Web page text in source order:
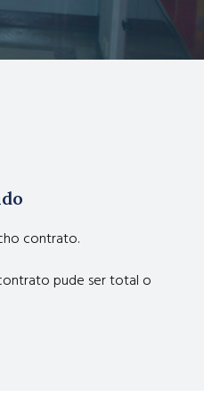
contrato.
pude ser total o